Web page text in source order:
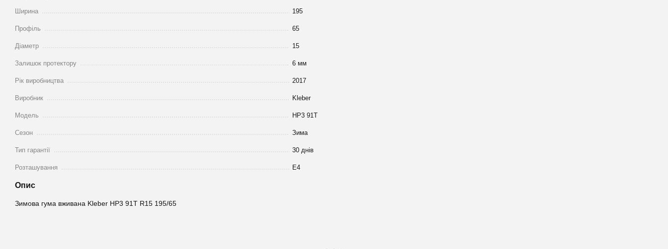
Ширина 195
Профіль 65
Діаметр 15
Залишок протектору 6 мм
Рік виробництва 2017
Виробник Kleber
Модель HP3 91T
Сезон Зима
Тип гарантії 30 днів
Розташування E4
Опис
Зимова гума вживана Kleber HP3 91T R15 195/65